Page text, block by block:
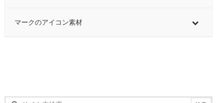
マークのアイコン素材